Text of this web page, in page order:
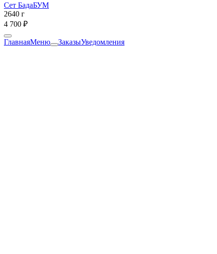
Сет БадаБУМ
2640 г
4 700 ₽
ГлавнаяМеню ЗаказыУведомления